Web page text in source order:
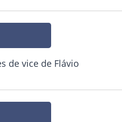
de vice de Flávio